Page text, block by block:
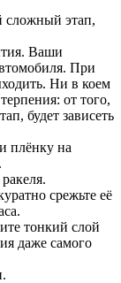
сложный этап,
Ваши
При
Ни в коем
от того,
будет зависеть
плёнку на
срежьте её
тонкий слой
даже самого